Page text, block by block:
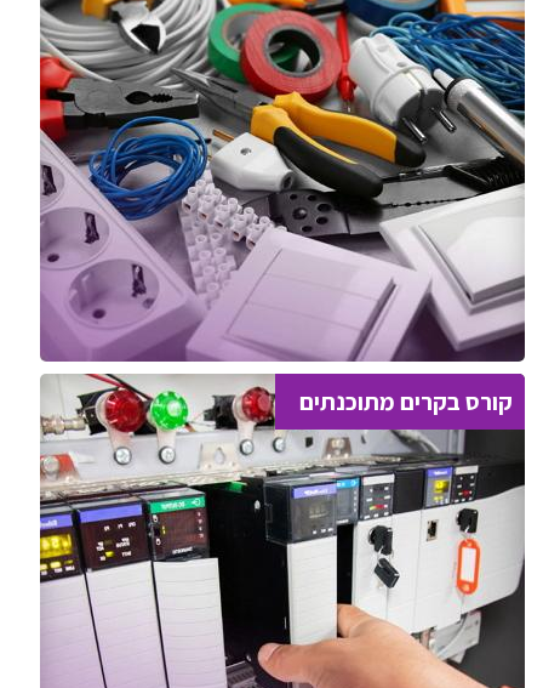
קורס בקרים מתוכנתים